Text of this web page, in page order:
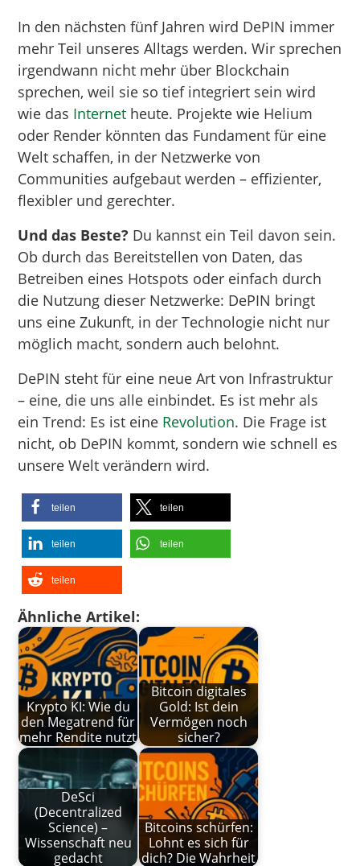
In den nächsten fünf Jahren wird DePIN immer
mehr Teil unseres Alltags werden. Wir sprechen
irgendwann nicht mehr über Blockchain
sprechen, weil sie so tief integriert sein wird
wie das Internet heute. Projekte wie Helium
oder Render könnten das Fundament für eine
Welt schaffen, in der Netzwerke von
Communities aufgebaut werden – effizienter,
flexibler und gerechter.
Und das Beste? Du kannst ein Teil davon sein.
Ob durch das Bereitstellen von Daten, das
Betreiben eines Hotspots oder einfach durch
die Nutzung dieser Netzwerke: DePIN bringt
uns eine Zukunft, in der Technologie nicht nur
möglich macht, sondern auch belohnt.
DePIN steht für eine neue Art von Infrastruktur
– eine, die uns alle einbindet. Es ist mehr als
ein Trend: Es ist eine Revolution. Die Frage ist
nicht, ob DePIN kommt, sondern wie schnell es
unsere Welt verändern wird.
teilen teilen
teilen teilen
teilen
Ähnliche Artikel:
Krypto KI: Wie du
den Megatrend für
mehr Rendite nutzt
Bitcoin digitales
Gold: Ist dein
Vermögen noch
sicher?
DeSci
(Decentralized
Science) –
Wissenschaft neu
gedacht
Bitcoins schürfen:
Lohnt es sich für
dich? Die Wahrheit